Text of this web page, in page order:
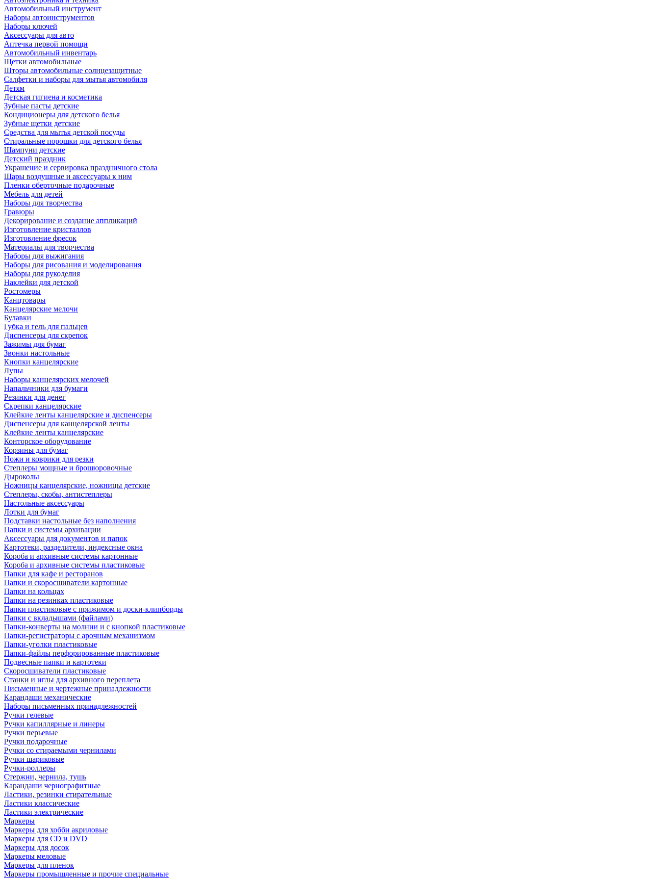
Автомобильный инструмент
Наборы автоинструментов
Наборы ключей
Аксессуары для авто
Аптечка первой помощи
Автомобильный инвентарь
Щетки автомобильные
Шторы автомобильные солнцезащитные
Салфетки и наборы для мытья автомобиля
Детям
Детская гигиена и косметика
Зубные пасты детские
Кондиционеры для детского белья
Зубные щетки детские
Средства для мытья детской посуды
Стиральные порошки для детского белья
Шампуни детские
Детский праздник
Украшение и сервировка праздничного стола
Шары воздушные и аксессуары к ним
Пленки оберточные подарочные
Мебель для детей
Наборы для творчества
Гравюры
Декорирование и создание аппликаций
Изготовление кристаллов
Изготовление фресок
Материалы для творчества
Наборы для выжигания
Наборы для рисования и моделирования
Наборы для рукоделия
Наклейки для детской
Ростомеры
Канцтовары
Канцелярские мелочи
Булавки
Губка и гель для пальцев
Диспенсеры для скрепок
Зажимы для бумаг
Звонки настольные
Кнопки канцелярские
Лупы
Наборы канцелярских мелочей
Напальчники для бумаги
Резинки для денег
Скрепки канцелярские
Клейкие ленты канцелярские и диспенсеры
Диспенсеры для канцелярской ленты
Клейкие ленты канцелярские
Конторское оборудование
Корзины для бумаг
Ножи и коврики для резки
Степлеры мощные и брошюровочные
Дыроколы
Ножницы канцелярские, ножницы детские
Степлеры, скобы, антистеплеры
Настольные аксессуары
Лотки для бумаг
Подставки настольные без наполнения
Папки и системы архивации
Аксессуары для документов и папок
Картотеки, разделители, индексные окна
Короба и архивные системы картонные
Короба и архивные системы пластиковые
Папки для кафе и ресторанов
Папки и скоросшиватели картонные
Папки на кольцах
Папки на резинках пластиковые
Папки пластиковые с прижимом и доски-клипборды
Папки с вкладышами (файлами)
Папки-конверты на молнии и с кнопкой пластиковые
Папки-регистраторы с арочным механизмом
Папки-уголки пластиковые
Папки-файлы перфорированные пластиковые
Подвесные папки и картотеки
Скоросшиватели пластиковые
Станки и иглы для архивного переплета
Письменные и чертежные принадлежности
Карандаши механические
Наборы письменных принадлежностей
Ручки гелевые
Ручки капиллярные и линеры
Ручки перьевые
Ручки подарочные
Ручки со стираемыми чернилами
Ручки шариковые
Ручки-роллеры
Стержни, чернила, тушь
Карандаши чернографитные
Ластики, резинки стирательные
Ластики классические
Ластики электрические
Маркеры
Маркеры для хобби акриловые
Маркеры для CD и DVD
Маркеры для досок
Маркеры меловые
Маркеры для пленок
Маркеры промышленные и прочие специальные